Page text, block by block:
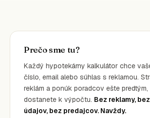
Prečo sme tu?
Každý hypotekárny kalkulátor chce
číslo, email alebo súhlas s reklamou.
reklám a ponúk poradcov ešte
dostanete k výpočtu. Bez reklamy,
údajov, bez predajcov. Navždy.